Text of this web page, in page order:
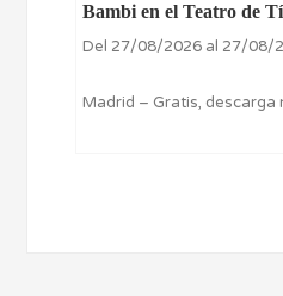
Bambi en el Teatro de
Del 27/08/2026 al 27/08/
Madrid – Gratis, descarga